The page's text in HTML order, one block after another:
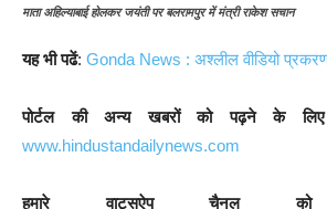
माता अहिल्याबाई होलकर जयंती पर बलरामपुर में मंत्री राकेश सचान
यह भी पढें: Gonda News : अश्लील वीडियो
पोर्टल की अन्य खबरों को पढ़ने के
www.hindustandailynews.com
हमारे वाट्सऐप चैनल